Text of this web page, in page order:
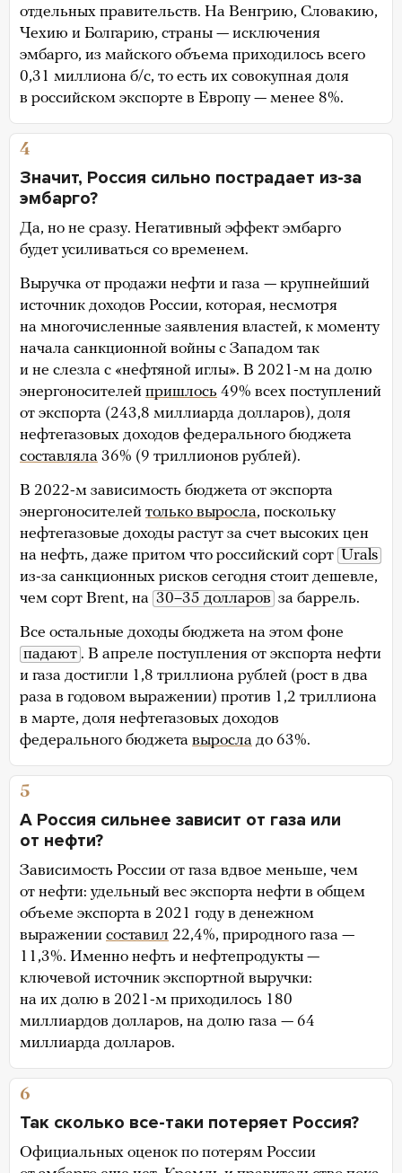
отдельных правительств. На Венгрию, Словакию,
Чехию и Болгарию, страны — исключения
эмбарго, из майского объема приходилось всего
0,31 миллиона б/с, то есть их совокупная доля
в российском экспорте в Европу — менее 8%.
4
Значит, Россия сильно пострадает из-за
эмбарго?
Да, но не сразу. Негативный эффект эмбарго
будет усиливаться со временем.
Выручка от продажи нефти и газа — крупнейший
источник доходов России, которая, несмотря
на многочисленные заявления властей, к моменту
начала санкционной войны с Западом так
и не слезла с «нефтяной иглы». В 2021-м на долю
энергоносителей пришлось 49% всех поступлений
от экспорта (243,8 миллиарда долларов), доля
нефтегазовых доходов федерального бюджета
составляла 36% (9 триллионов рублей).
В 2022-м зависимость бюджета от экспорта
энергоносителей только выросла, поскольку
нефтегазовые доходы растут за счет высоких цен
на нефть, даже притом что российский сорт Urals
из-за санкционных рисков сегодня стоит дешевле,
чем сорт Brent, на 30–35 долларов за баррель.
Все остальные доходы бюджета на этом фоне
падают . В апреле поступления от экспорта нефти
и газа достигли 1,8 триллиона рублей (рост в два
раза в годовом выражении) против 1,2 триллиона
в марте, доля нефтегазовых доходов
федерального бюджета выросла до 63%.
5
А Россия сильнее зависит от газа или
от нефти?
Зависимость России от газа вдвое меньше, чем
от нефти: удельный вес экспорта нефти в общем
объеме экспорта в 2021 году в денежном
выражении составил 22,4%, природного газа —
11,3%. Именно нефть и нефтепродукты —
ключевой источник экспортной выручки:
на их долю в 2021-м приходилось 180
миллиардов долларов, на долю газа — 64
миллиарда долларов.
6
Так сколько все-таки потеряет Россия?
Официальных оценок по потерям России